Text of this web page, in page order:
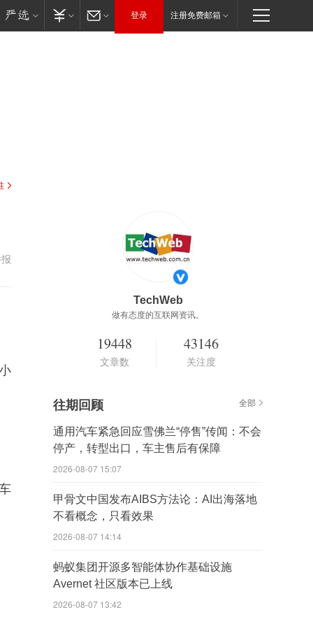
登录 注册免费邮箱
TechWeb
做有态度的互联网资讯。
19448
文章数
43146
关注度
往期回顾 全部
通用汽车紧急回应雪佛兰“停售”传闻：不会
停产，转型出口，车主售后有保障
2026-08-07 15:07
甲骨文中国发布AIBS方法论：AI出海落地
不看概念，只看效果
2026-08-07 14:14
蚂蚁集团开源多智能体协作基础设施
Avernet 社区版本已上线
2026-08-07 13:42